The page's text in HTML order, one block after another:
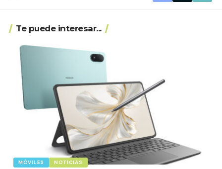
Te puede interesar...
MÓVILES NOTICIAS